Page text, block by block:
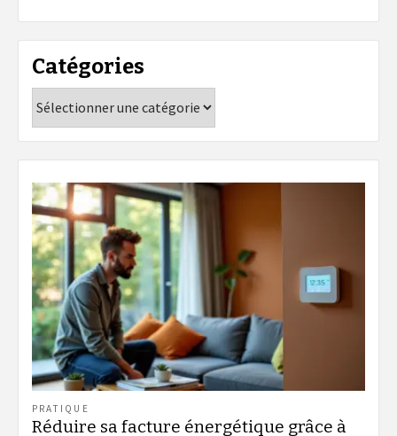
Catégories
PRATIQUE
Réduire sa facture énergétique grâce à